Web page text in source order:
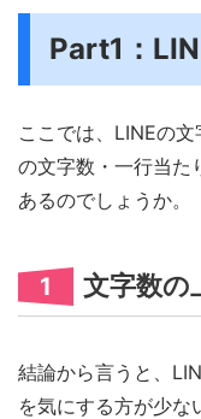
Part1：
ここでは、LINEの
の文字数・一行当た
あるのでしょうか。
1 文字数の
結論から言うと、
を気にする方が少な